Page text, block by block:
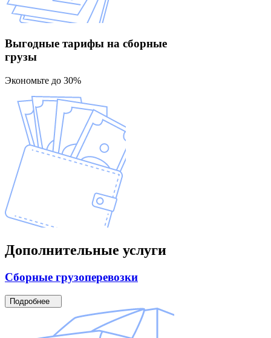
Выгодные тарифы на сборные
грузы
Экономьте до 30%
Дополнительные услуги
Сборные грузоперевозки
Подробнее